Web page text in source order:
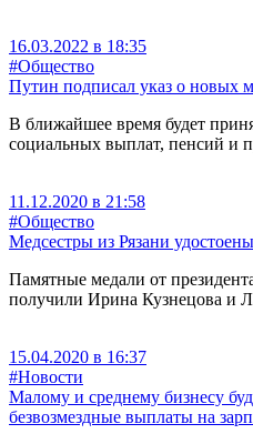
16.03.2022 в 18:35
#Общество
Путин подписал указ о новых
В ближайшее время будет
социальных выплат, пенсий и
11.12.2020 в 21:58
#Общество
Медсестры из Рязани
Памятные медали от
получили Ирина Кузнецова и
15.04.2020 в 16:37
#Новости
Малому и среднему бизнесу
безвозмездные выплаты на